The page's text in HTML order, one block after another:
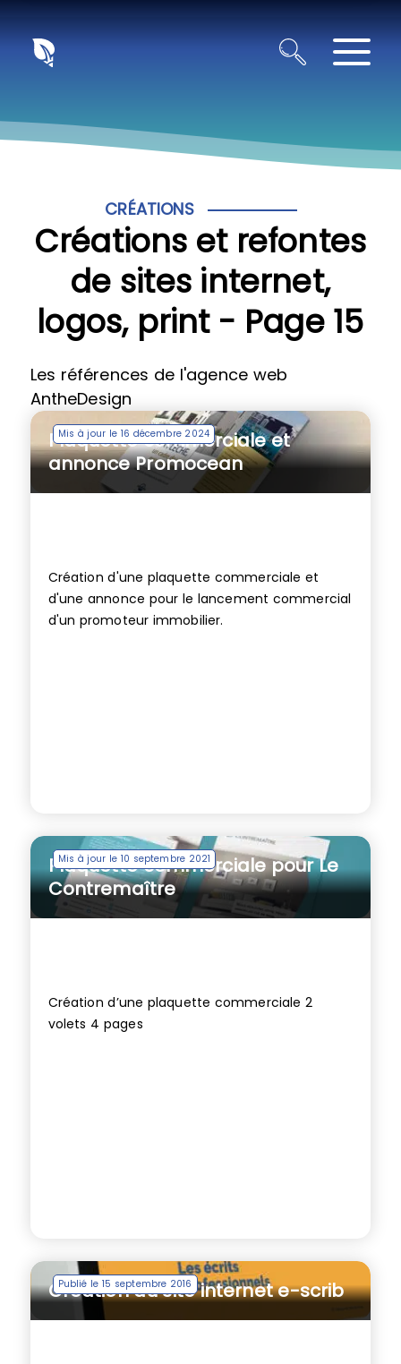
CRÉATIONS
Créations et refontes
de sites internet,
logos, print - Page 15
Les références de l'agence web
AntheDesign
Mis à jour le 16 décembre 2024
Plaquette commerciale et
annonce Promocean
Création d'une plaquette commerciale et
d'une annonce pour le lancement commercial
d'un promoteur immobilier.
Mis à jour le 10 septembre 2021
Plaquette commerciale pour Le
Contremaître
Création d’une plaquette commerciale 2
volets 4 pages
Publié le 15 septembre 2016
Création du site internet e-scrib
Panneau de gestion des cookies